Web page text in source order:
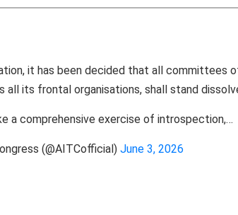
it has been decided that all committees
all its frontal organisations, shall stand
a comprehensive exercise of introspection,…
(@AITCofficial) June 3, 2026